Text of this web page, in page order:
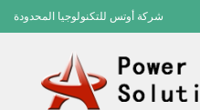
شركة أوتس للتكنولوجيا المحدودة